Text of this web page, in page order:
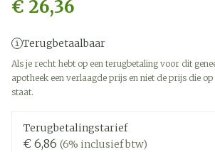
€ 26,36
Terugbetaalbaar
Als je recht hebt op een terugbetaling voor dit
apotheek een verlaagde prijs en niet de prijs die
staat.
Terugbetalingstarief
€ 6,86 (6% inclusief btw)